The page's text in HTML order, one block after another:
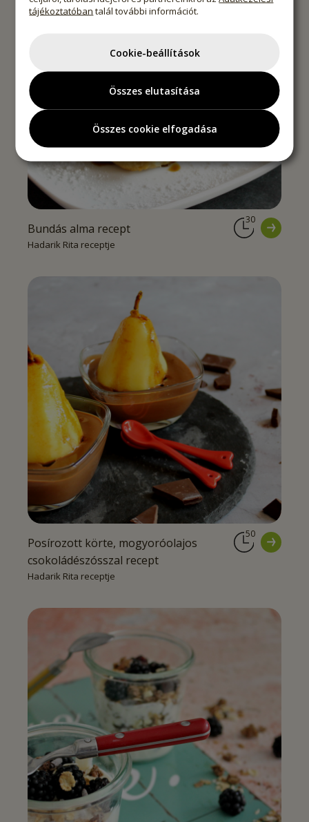
Bundás alma recept
Hadarik Rita receptje
30
Posírozott körte, mogyoróolajos
csokoládészósszal recept
Hadarik Rita receptje
50
tájékoztatóban talál további információt.
Cookie-beállítások
Összes elutasítása
Összes cookie elfogadása